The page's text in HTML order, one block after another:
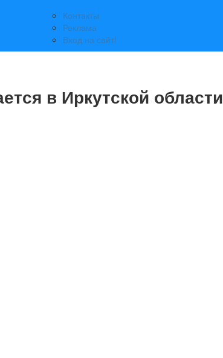
Контакты
Реклама
Вход на сайт!
в Иркутской области